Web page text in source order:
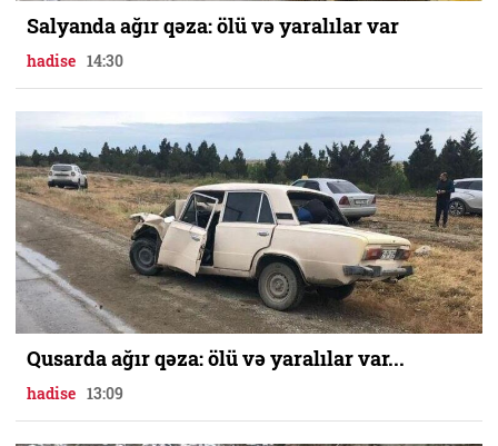
Salyanda ağır qəza: ölü və yaralılar var
hadise 14:30
Qusarda ağır qəza: ölü və yaralılar var...
hadise 13:09